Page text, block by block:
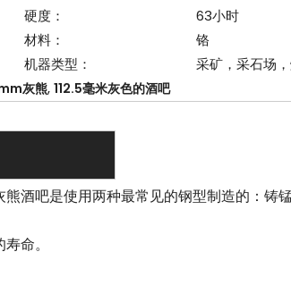
硬度：
63小时
材料：
铬
机器类型：
采矿，采石场
灰熊, 112.5毫米灰色的酒吧
酒吧是使用两种最常见的钢型制造的：铸锰
命。